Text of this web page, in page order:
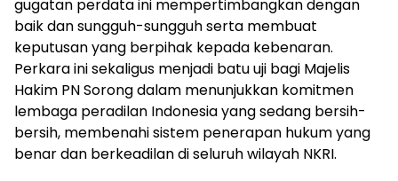
gugatan perdata ini mempertimbangkan dengan
baik dan sungguh-sungguh serta membuat
keputusan yang berpihak kepada kebenaran.
Perkara ini sekaligus menjadi batu uji bagi Majelis
Hakim PN Sorong dalam menunjukkan komitmen
lembaga peradilan Indonesia yang sedang bersih-
bersih, membenahi sistem penerapan hukum yang
benar dan berkeadilan di seluruh wilayah NKRI.